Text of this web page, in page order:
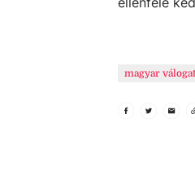
magyar